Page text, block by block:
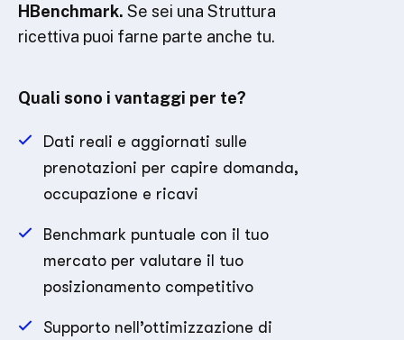
HBenchmark. Se sei una Struttura
ricettiva puoi farne parte anche tu.
Quali sono i vantaggi per te?
Dati reali e aggiornati sulle
prenotazioni per capire domanda,
occupazione e ricavi
Benchmark puntuale con il tuo
mercato per valutare il tuo
posizionamento competitivo
Supporto nell’ottimizzazione di